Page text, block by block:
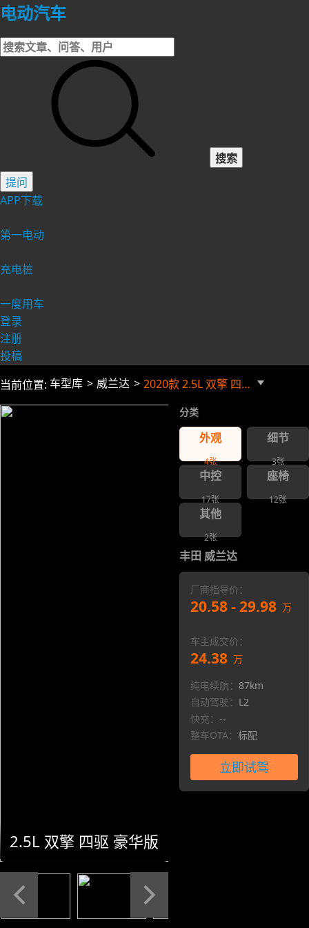
电动汽车
搜索
提问
APP下载
第一电动
充电桩
一度用车
登录
注册
投稿
当前位置: 车型库 威兰达 2020款 2.5L 双擎 四驱 豪华版
2.5L 双擎 四驱 豪华版
分类
外观
4张
细节
3张
中控
17张
座椅
12张
其他
2张
丰田 威兰达
厂商指导价：
20.58 - 29.98 万
车主成交价：
24.38 万
纯电续航： 87km
自动驾驶： L2
快充： --
整车OTA： 标配
立即试驾